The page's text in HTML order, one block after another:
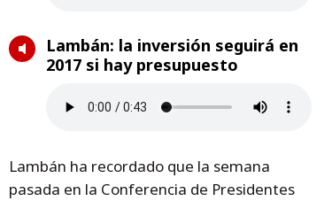
Lambán: la inversión seguirá en
2017 si hay presupuesto
Lambán ha recordado que la semana
pasada en la Conferencia de Presidentes